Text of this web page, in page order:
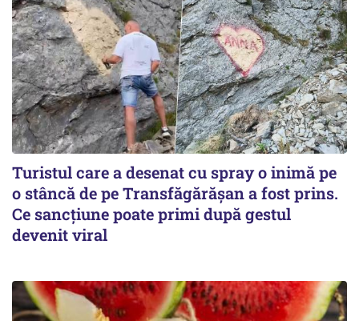
Turistul care a desenat cu spray o inimă pe
o stâncă de pe Transfăgărășan a fost prins.
Ce sancțiune poate primi după gestul
devenit viral